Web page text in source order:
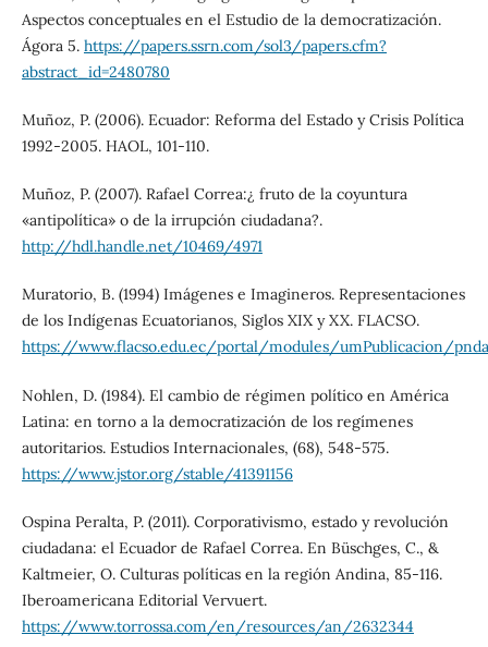
Aspectos conceptuales en el Estudio de la democratización.
Ágora 5. https://papers.ssrn.com/sol3/papers.cfm?
abstract_id=2480780
Muñoz, P. (2006). Ecuador: Reforma del Estado y Crisis Política
1992-2005. HAOL, 101-110.
Muñoz, P. (2007). Rafael Correa:¿ fruto de la coyuntura
«antipolítica» o de la irrupción ciudadana?.
http://hdl.handle.net/10469/4971
Muratorio, B. (1994) Imágenes e Imagineros. Representaciones
de los Indígenas Ecuatorianos, Siglos XIX y XX. FLACSO.
https://www.flacso.edu.ec/portal/modules/umPublicacion/
Nohlen, D. (1984). El cambio de régimen político en América
Latina: en torno a la democratización de los regímenes
autoritarios. Estudios Internacionales, (68), 548-575.
https://www.jstor.org/stable/41391156
Ospina Peralta, P. (2011). Corporativismo, estado y revolución
ciudadana: el Ecuador de Rafael Correa. En Büschges, C., &
Kaltmeier, O. Culturas políticas en la región Andina, 85-116.
Iberoamericana Editorial Vervuert.
https://www.torrossa.com/en/resources/an/2632344